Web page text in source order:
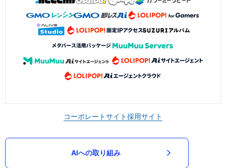
コーポレートサイト採用サイト
AIへの取り組み